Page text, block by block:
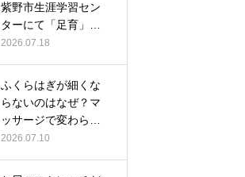
紫野市生涯学習セン
ターにて「足育」講
演会に登壇し…
2026.07.18
ふくらはぎが細くな
らないのはなぜ？マ
ッサージで変わらな
い根本原因
2026.07.10